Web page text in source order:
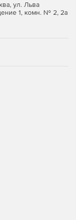
очертаний
сечениях и
ул. Льва
1, комн. № 2, 2а